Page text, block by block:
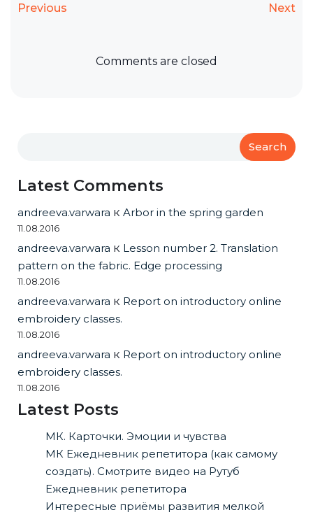
Previous Next
Comments are closed
Search
Latest Comments
andreeva.varwara к Arbor in the spring garden
11.08.2016
andreeva.varwara к Lesson number 2. Translation
pattern on the fabric. Edge processing
11.08.2016
andreeva.varwara к Report on introductory online
embroidery classes.
11.08.2016
andreeva.varwara к Report on introductory online
embroidery classes.
11.08.2016
Latest Posts
МК. Карточки. Эмоции и чувства
МК Ежедневник репетитора (как самому
создать). Смотрите видео на Рутуб
Ежедневник репетитора
Интересные приёмы развития мелкой